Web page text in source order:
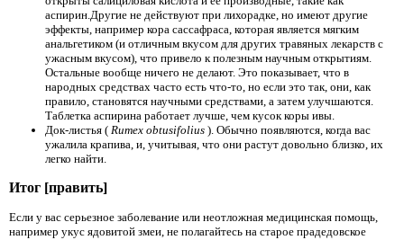
аспирин.Другие не действуют при лихорадке, но имеют другие
эффекты, например кора сассафраса, которая является мягким
анальгетиком (и отличным вкусом для других травяных лекарств с
ужасным вкусом), что привело к полезным научным открытиям.
Остальные вообще ничего не делают. Это показывает, что в
народных средствах часто есть что-то, но если это так, они, как
правило, становятся научными средствами, а затем улучшаются.
Таблетка аспирина работает лучше, чем кусок коры ивы.
Док-листья ( Rumex obtusifolius ). Обычно появляются, когда вас
ужалила крапива, и, учитывая, что они растут довольно близко, их
легко найти.
Итог [править]
Если у вас серьезное заболевание или неотложная медицинская помощь,
например укус ядовитой змеи, не полагайтесь на старое прадедовское